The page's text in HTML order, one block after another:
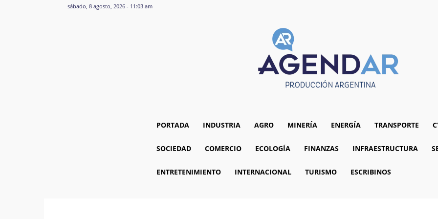
sábado, 8 agosto, 2026 - 11:03 am
PORTADA INDUSTRIA AGRO MINERÍA ENERGÍA TRANSPORTE
SOCIEDAD COMERCIO ECOLOGÍA FINANZAS INFRAESTRUCTURA
ENTRETENIMIENTO INTERNACIONAL TURISMO ESCRIBINOS